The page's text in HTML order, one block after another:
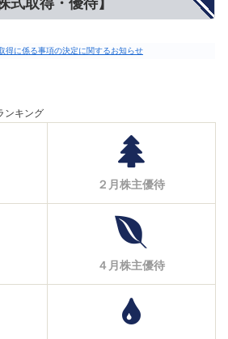
式取得・優待】
得に係る事項の決定に関するお知らせ
ンキング
２月株主優待
４月株主優待